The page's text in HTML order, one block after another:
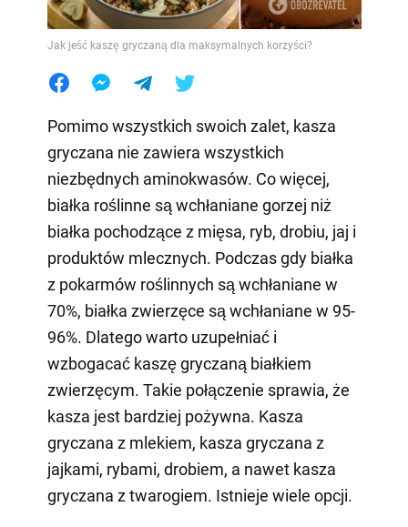
Jak jeść kaszę gryczaną dla maksymalnych korzyści?
Pomimo wszystkich swoich zalet, kasza
gryczana nie zawiera wszystkich
niezbędnych aminokwasów. Co więcej,
białka roślinne są wchłaniane gorzej niż
białka pochodzące z mięsa, ryb, drobiu, jaj i
produktów mlecznych. Podczas gdy białka
z pokarmów roślinnych są wchłaniane w
70%, białka zwierzęce są wchłaniane w 95-
96%. Dlatego warto uzupełniać i
wzbogacać kaszę gryczaną białkiem
zwierzęcym. Takie połączenie sprawia, że
kasza jest bardziej pożywna. Kasza
gryczana z mlekiem, kasza gryczana z
jajkami, rybami, drobiem, a nawet kasza
gryczana z twarogiem. Istnieje wiele opcji.